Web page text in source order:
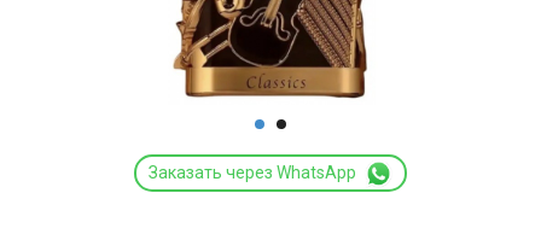
Заказать через WhatsApp